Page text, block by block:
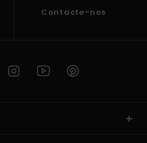
Contacte-nos